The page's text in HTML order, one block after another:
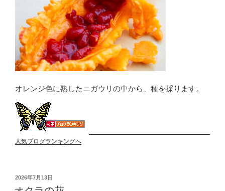
オレンジ色に熟したニガウリの中から、種を採ります。
人気ブログランキングへ
投
稿
2026年7月13日